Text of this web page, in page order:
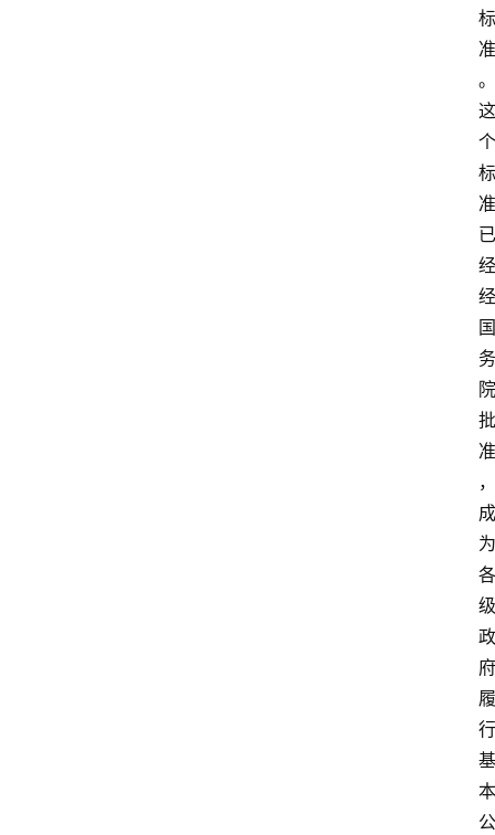
标
准
。
这
个
标
准
已
经
经
国
务
院
批
准
，
成
为
各
级
政
府
履
行
基
本
公